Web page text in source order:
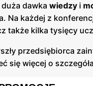
dawka wiedzy i
Na każdej z
także kilka tysięcy
przedsiębiorca
się więcej o